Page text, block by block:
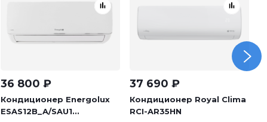
36 800 ₽
Кондиционер Energolux
ESAS12B_A/SAU1...
37 690 ₽
Кондиционер Royal Clima
RCI-AR35HN